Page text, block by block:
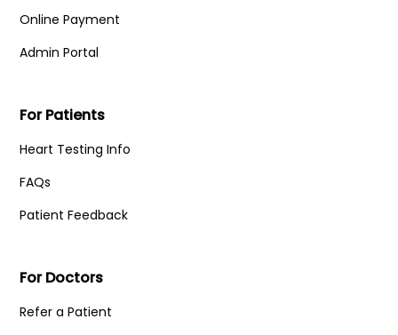
Online Payment
Admin Portal
For Patients
Heart Testing Info
FAQs
Patient Feedback
For Doctors
Refer a Patient